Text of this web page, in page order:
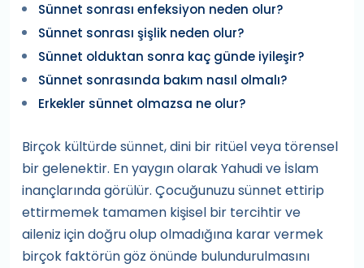
Sünnet sonrası enfeksiyon neden olur?
Sünnet sonrası şişlik neden olur?
Sünnet olduktan sonra kaç günde iyileşir?
Sünnet sonrasında bakım nasıl olmalı?
Erkekler sünnet olmazsa ne olur?
Birçok kültürde sünnet, dini bir ritüel veya törensel
bir gelenektir. En yaygın olarak Yahudi ve İslam
inançlarında görülür. Çocuğunuzu sünnet ettirip
ettirmemek tamamen kişisel bir tercihtir ve
aileniz için doğru olup olmadığına karar vermek
birçok faktörün göz önünde bulundurulmasını